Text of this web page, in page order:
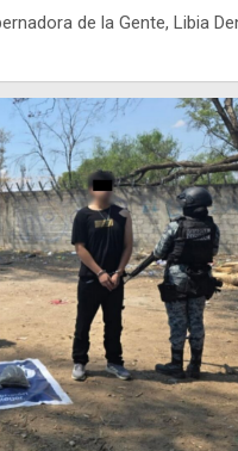
de la Gente, Libia